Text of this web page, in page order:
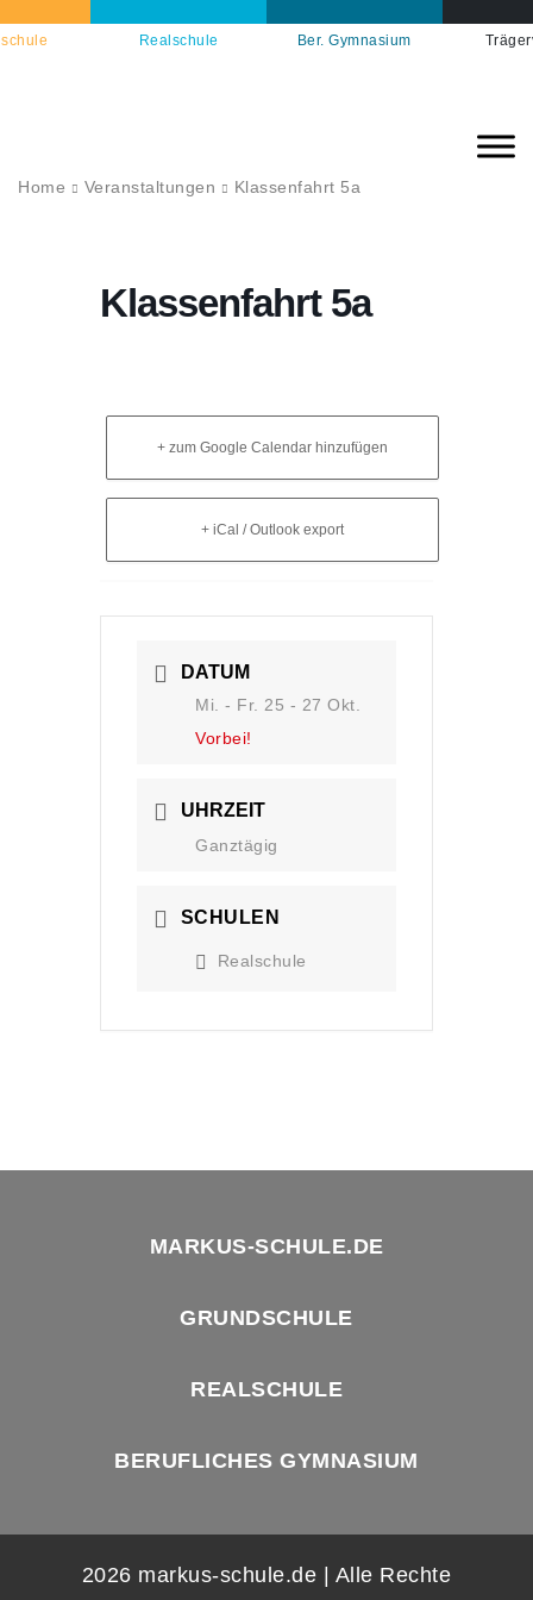
Realschule Ber. Gymnasium
Home Veranstaltungen Klassenfahrt 5a
Klassenfahrt 5a
+ zum Google Calendar hinzufügen
+ iCal / Outlook export
DATUM
Mi. - Fr. 25 - 27 Okt.
Vorbei!
UHRZEIT
Ganztägig
SCHULEN
Realschule
MARKUS-SCHULE.DE
GRUNDSCHULE
REALSCHULE
BERUFLICHES GYMNASIUM
2026 markus-schule.de | Alle Rechte